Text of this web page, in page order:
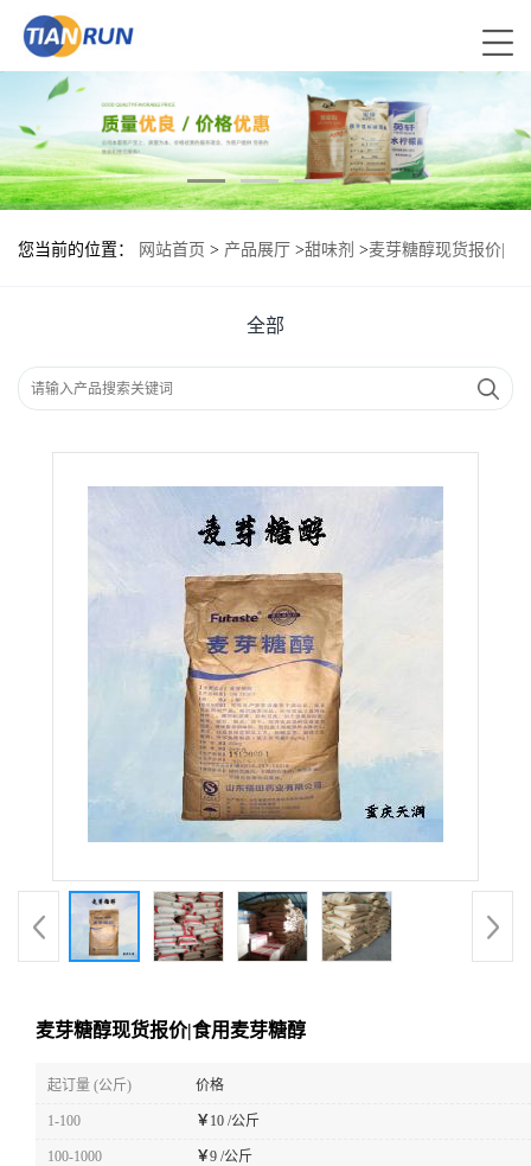
您当前的位置： 网站首页 > 产品展厅 >甜味剂 >麦芽糖醇现货报价|
全部
麦芽糖醇现货报价|食用麦芽糖醇
起订量 (公斤) 价格
1-100 ￥10 /公斤
100-1000 ￥9 /公斤